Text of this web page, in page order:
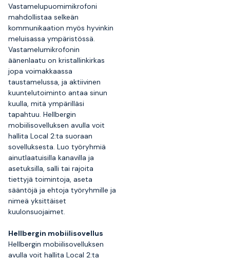
Vastamelupuomimikrofoni
mahdollistaa selkeän
kommunikaation myös hyvinkin
meluisassa ympäristössä.
Vastamelumikrofonin
äänenlaatu on kristallinkirkas
jopa voimakkaassa
taustamelussa, ja aktiivinen
kuuntelutoiminto antaa sinun
kuulla, mitä ympärilläsi
tapahtuu. Hellbergin
mobiilisovelluksen avulla voit
hallita Local 2:ta suoraan
sovelluksesta. Luo työryhmiä
ainutlaatuisilla kanavilla ja
asetuksilla, salli tai rajoita
tiettyjä toimintoja, aseta
sääntöjä ja ehtoja työryhmille ja
nimeä yksittäiset
kuulonsuojaimet.
Hellbergin mobiilisovellus
Hellbergin mobiilisovelluksen
avulla voit hallita Local 2:ta